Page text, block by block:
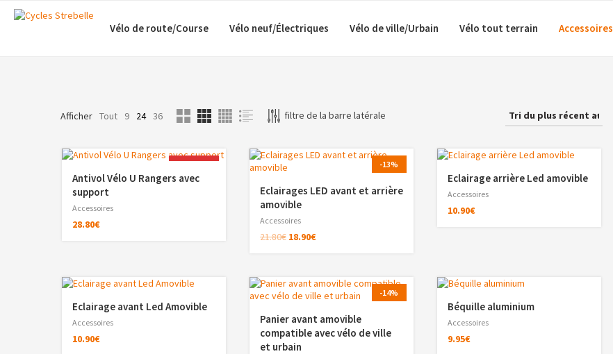
Vélo de route/Course Vélo neuf/Électriques Vélo de ville/Urbain Vélo tout terrain Accessoires
Afficher Tout 9 24 36 filtre de la barre latérale
NOUVEAU
Antivol Vélo U Rangers avec
support
Accessoires
28.80€
-13%
Eclairages LED avant et arrière
amovible
Accessoires
21.80€ 18.90€
Eclairage arrière Led amovible
Accessoires
10.90€
Eclairage avant Led Amovible
Accessoires
10.90€
-14%
Panier avant amovible
compatible avec vélo de ville
et urbain
Béquille aluminium
Accessoires
9.95€